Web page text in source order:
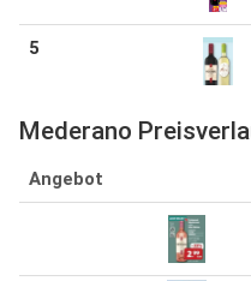
5
Mederano
Angebot